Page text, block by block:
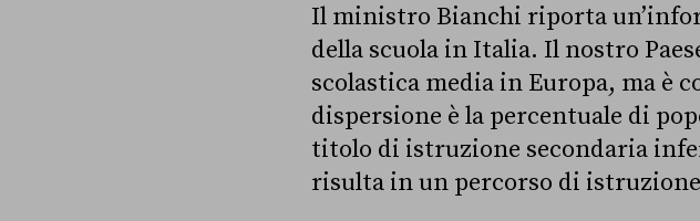
Il ministro Bianchi riporta
della scuola in Italia. Il nostro
scolastica media in Europa, ma è
dispersione è la percentuale di
titolo di istruzione secondaria
risulta in un percorso di